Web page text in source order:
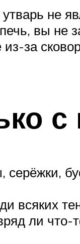
не
вы не
за
с
всяких
ли что-